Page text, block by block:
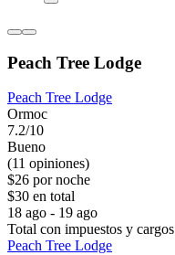
Peach Tree Lodge
Peach Tree Lodge
Ormoc
7.2/10
Bueno
(11 opiniones)
$26 por noche
$30 en total
18 ago - 19 ago
Total con impuestos y cargos
Peach Tree Lodge